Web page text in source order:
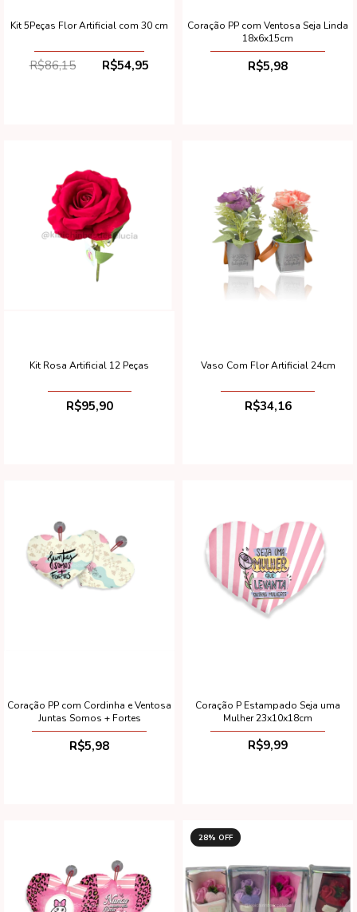
Kit 5Peças Flor Artificial com 30 cm
R$86,15 R$54,95
Coração PP com Ventosa Seja Linda
18x6x15cm
R$5,98
Kit Rosa Artificial 12 Peças
R$95,90
Vaso Com Flor Artificial 24cm
R$34,16
Coração PP com Cordinha e Ventosa
Juntas Somos + Fortes
R$5,98
Coração P Estampado Seja uma
Mulher 23x10x18cm
R$9,99
28% OFF